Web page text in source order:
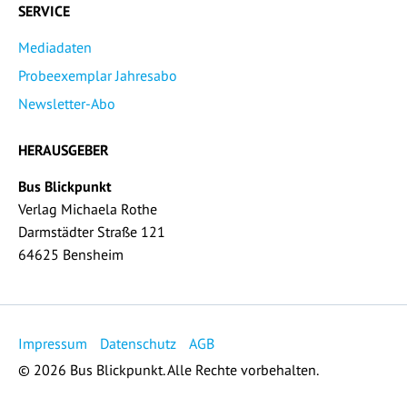
SERVICE
Mediadaten
Probeexemplar Jahresabo
Newsletter-Abo
HERAUSGEBER
Bus Blickpunkt
Verlag Michaela Rothe
Darmstädter Straße 121
64625 Bensheim
Impressum Datenschutz
AGB
© 2026 Bus Blickpunkt. Alle Rechte vorbehalten.